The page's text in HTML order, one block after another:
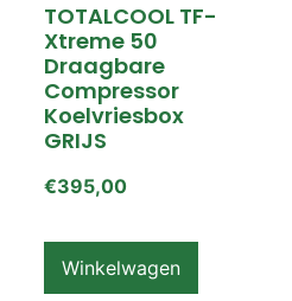
TOTALCOOL TF-
Xtreme 50
Draagbare
Compressor
Koelvriesbox
GRIJS
€395,00
Winkelwagen